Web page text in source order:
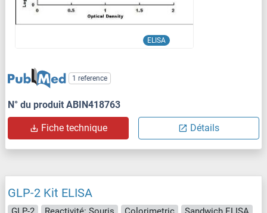
ELISA
1 reference
N° du produit ABIN418763
Fiche technique Détails
GLP-2 Kit ELISA